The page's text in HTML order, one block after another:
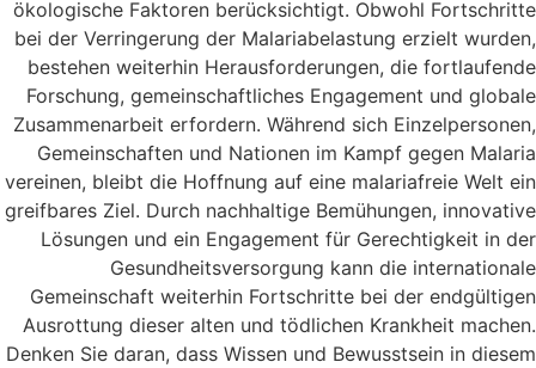
ökologische Faktoren berücksichtigt. Obwohl Fortschritte
bei der Verringerung der Malariabelastung erzielt wurden,
bestehen weiterhin Herausforderungen, die fortlaufende
Forschung, gemeinschaftliches Engagement und globale
Zusammenarbeit erfordern. Während sich Einzelpersonen,
Gemeinschaften und Nationen im Kampf gegen Malaria
vereinen, bleibt die Hoffnung auf eine malariafreie Welt ein
greifbares Ziel. Durch nachhaltige Bemühungen, innovative
Lösungen und ein Engagement für Gerechtigkeit in der
Gesundheitsversorgung kann die internationale
Gemeinschaft weiterhin Fortschritte bei der endgültigen
Ausrottung dieser alten und tödlichen Krankheit machen.
Denken Sie daran, dass Wissen und Bewusstsein in diesem